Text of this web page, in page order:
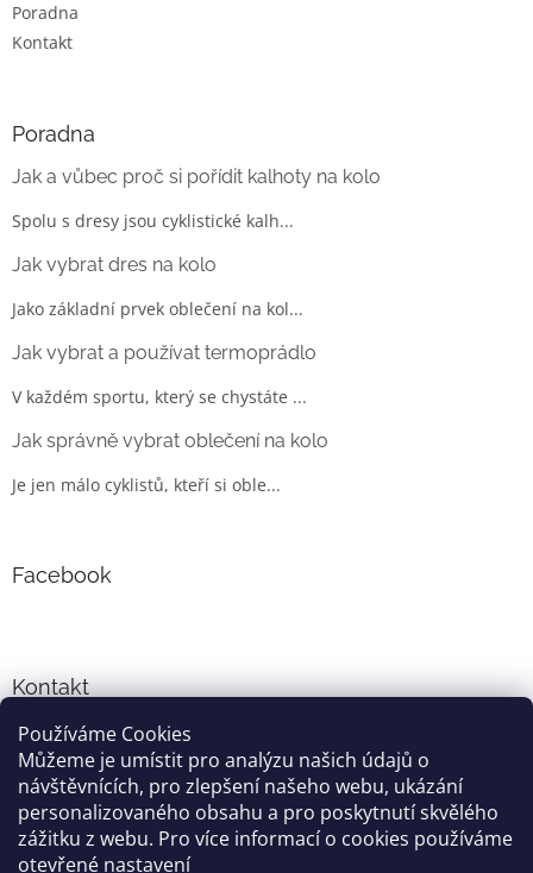
Používáme Cookies
Můžeme je umístit pro analýzu našich údajů o
návštěvnících, pro zlepšení našeho webu, ukázání
personalizovaného obsahu a pro poskytnutí skvělého
zážitku z webu. Pro více informací o cookies používáme
otevřené nastavení
Poradna
Kontakt
Poradna
Jak a vůbec proč si pořídit kalhoty na kolo
Spolu s dresy jsou cyklistické kalh...
Jak vybrat dres na kolo
Jako základní prvek oblečení na kol...
Jak vybrat a používat termoprádlo
V každém sportu, který se chystáte ...
Jak správně vybrat oblečení na kolo
Je jen málo cyklistů, kteří si oble...
Facebook
Kontakt
info@cyklo-obleceni.cz
+420777081700
jsme na facebooku